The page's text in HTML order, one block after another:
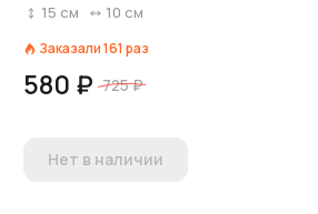
14,8x9,3см, темно-розовый
15 см 10 см
Заказали161 раз
580 ₽ 725 ₽
Нет в наличии